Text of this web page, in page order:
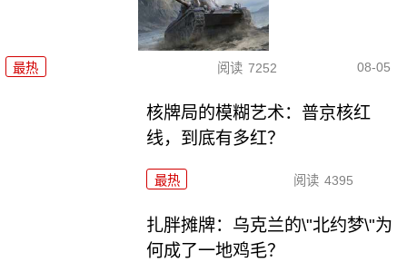
最热 阅读 7252 08-05
核牌局的模糊艺术：普京核红
线，到底有多红？
最热 阅读 4395
扎胖摊牌：乌克兰的\"北约梦\"为
何成了一地鸡毛？